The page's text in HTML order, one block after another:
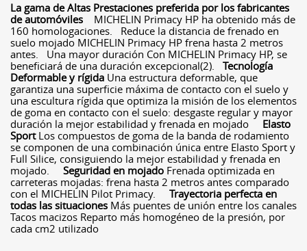
La gama de Altas Prestaciones preferida por los fabricantes
de automóviles
MICHELIN Primacy HP ha obtenido más de
160 homologaciones. Reduce la distancia de frenado en
suelo mojado MICHELIN Primacy HP frena hasta 2 metros
antes. Una mayor duración Con MICHELIN Primacy HP, se
beneficiará de una duración excepcional(2). Tecnología
Deformable y rígida Una estructura deformable, que
garantiza una superficie máxima de contacto con el suelo y
una escultura rígida que optimiza la misión de los elementos
de goma en contacto con el suelo: desgaste regular y mayor
duración la mejor estabilidad y frenada en mojado Elasto
SportLos compuestos de goma de la banda de rodamiento
se componen de una combinación única entre Elasto Sport y
Full Silice, consiguiendo la mejor estabilidad y frenada en
mojado. Seguridad en mojado Frenada optimizada en
carreteras mojadas: frena hasta 2 metros antes comparado
con el MICHELIN Pilot Primacy. Trayectoria perfecta en
todas las situaciones Más puentes de unión entre los canales
Tacos macizos Reparto más homogéneo de la presión, por
cada cm2 utilizado